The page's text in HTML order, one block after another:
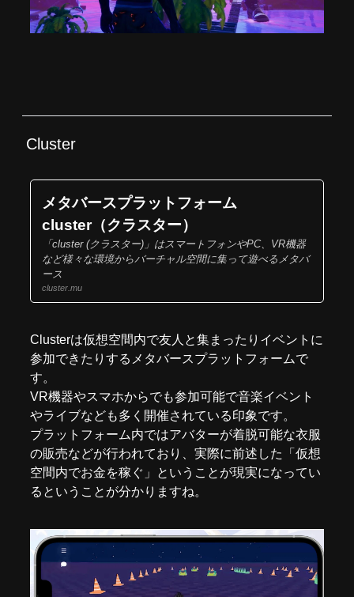
Cluster
メタバースプラットフォーム
cluster（クラスター）
「cluster (クラスター)」はスマートフォンやPC、VR機器
など様々な環境からバーチャル空間に集って遊べるメタバ
ース
cluster.mu
Clusterは仮想空間内で友人と集まったりイベントに
参加できたりするメタバースプラットフォームで
す。
VR機器やスマホからでも参加可能で音楽イベント
やライブなども多く開催されている印象です。
プラットフォーム内ではアバターが着脱可能な衣服
の販売などが行われており、実際に前述した「仮想
空間内でお金を稼ぐ」ということが現実になってい
るということが分かりますね。